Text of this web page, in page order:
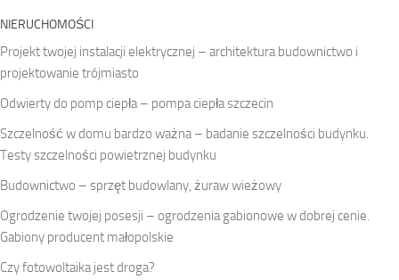
NIERUCHOMOŚCI
Projekt twojej instalacji elektrycznej – architektura budownictwo i
projektowanie trójmiasto
Odwierty do pomp ciepła – pompa ciepła szczecin
Szczelność w domu bardzo ważna – badanie szczelności budynku.
Testy szczelności powietrznej budynku
Budownictwo – sprzęt budowlany, żuraw wieżowy
Ogrodzenie twojej posesji – ogrodzenia gabionowe w dobrej cenie.
Gabiony producent małopolskie
Czy fotowoltaika jest droga?